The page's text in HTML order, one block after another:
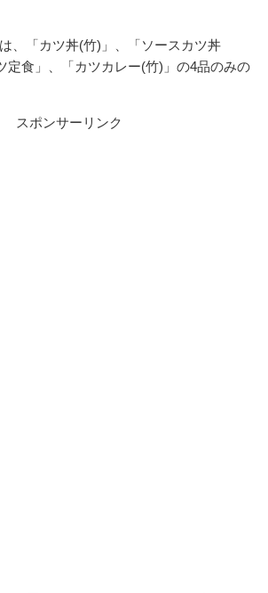
、「カツ丼(竹)」、「ソースカツ丼
定食」、「カツカレー(竹)」の4品のみの
スポンサーリンク